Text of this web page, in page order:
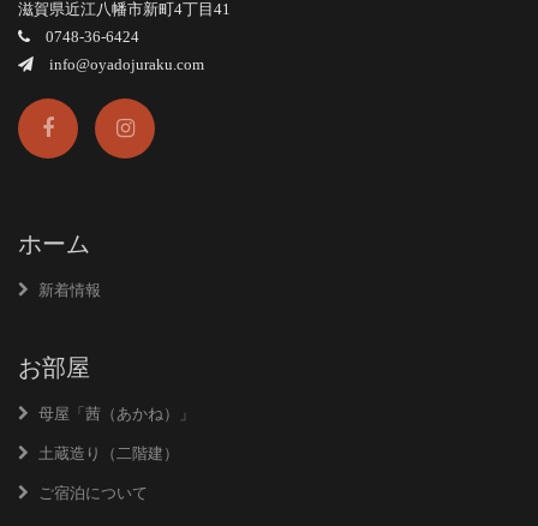
滋賀県近江八幡市新町4丁目41
0748-36-6424
info@oyadojuraku.com
ホーム
新着情報
お部屋
母屋「茜（あかね）」
土蔵造り（二階建）
ご宿泊について